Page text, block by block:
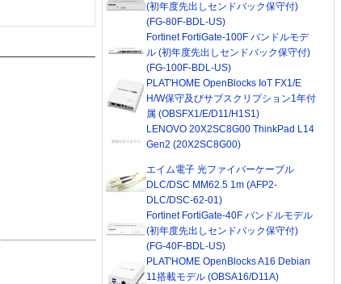
(初年度先出しセンドバック保守付)
(FG-80F-BDL-US)
Fortinet FortiGate-100F バンドルモデ
ル (初年度先出しセンドバック保守付)
(FG-100F-BDL-US)
PLAT'HOME OpenBlocks IoT FX1/E
H/W保守及びサブスクリプション1年付
属 (OBSFX1/E/D11/H1S1)
LENOVO 20X2SC8G00 ThinkPad L14
Gen2 (20X2SC8G00)
エイム電子 光ファイバーケーブル
DLC/DSC MM62.5 1m (AFP2-
DLC/DSC-62-01)
Fortinet FortiGate-40F バンドルモデル
(初年度先出しセンドバック保守付)
(FG-40F-BDL-US)
PLAT'HOME OpenBlocks A16 Debian
11搭載モデル (OBSA16/D11A)